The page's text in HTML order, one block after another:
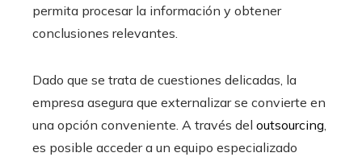
permita procesar la información y obtener
conclusiones relevantes.
Dado que se trata de cuestiones delicadas, la
empresa asegura que externalizar se convierte en
una opción conveniente. A través del outsourcing,
es posible acceder a un equipo especializado